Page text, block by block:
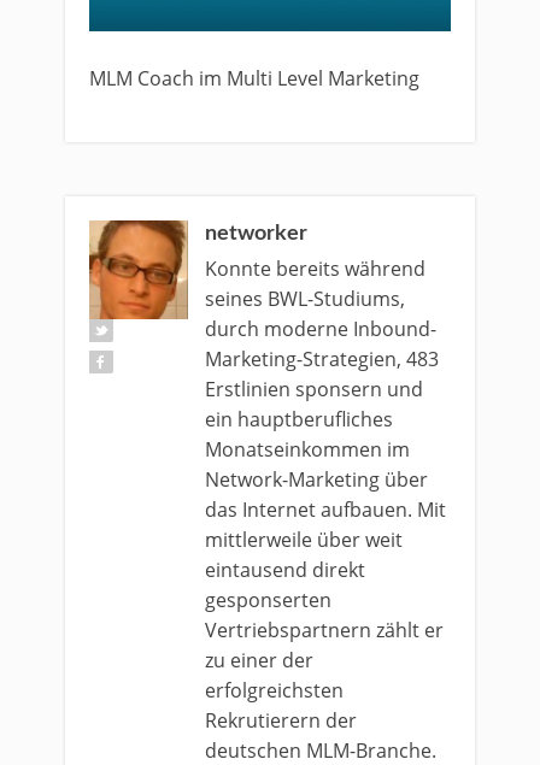
MLM Coach im Multi Level Marketing
networker
Konnte bereits während
seines BWL-Studiums,
durch moderne Inbound-
Marketing-Strategien, 483
Erstlinien sponsern und
ein hauptberufliches
Monatseinkommen im
Network-Marketing über
das Internet aufbauen. Mit
mittlerweile über weit
eintausend direkt
gesponserten
Vertriebspartnern zählt er
zu einer der
erfolgreichsten
Rekrutierern der
deutschen MLM-Branche.